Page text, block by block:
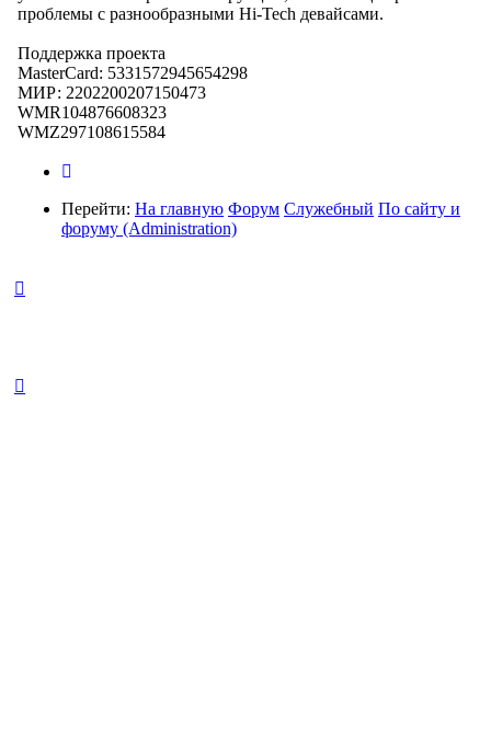
проблемы с разнообразными Hi-Tech девайсами.
Поддержка проекта
MasterCard: 5331572945654298
МИР: 2202200207150473
WMR104876608323
WMZ297108615584
Перейти: На главную Форум Служебный По сайту и
форуму (Administration)